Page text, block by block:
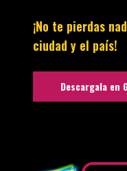
¡No te pierdas
ciudad y el país!
Descargala en